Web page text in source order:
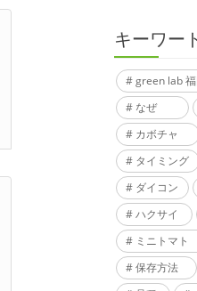
キーワー
green lab
なぜ
カボチャ
タイミング
ダイコン
ハクサイ
ミニトマト
保存方法